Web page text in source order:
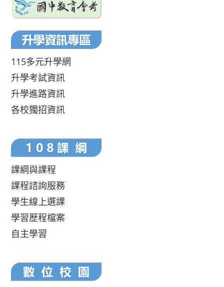
115多元升學網
升學考試資訊
升學進路資訊
各校獨招資訊
課綱與課程
課程諮詢服務
學生線上選課
學習歷程檔案
自主學習